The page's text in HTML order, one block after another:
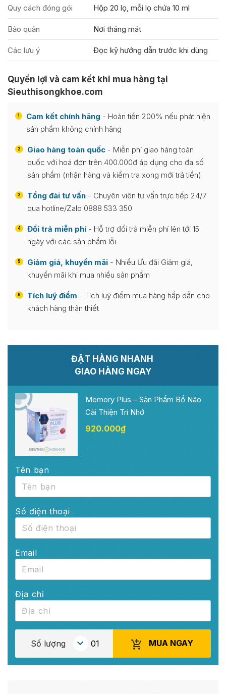
Quy cách đóng gói Hộp 20 lọ, mỗi lọ chứa 10 ml
Bảo quản Nơi tháng mát
Các lưu ý Đọc kỹ hướng dẫn trước khi dùng
Quyền lợi và cam kết khi mua hàng tại
Sieuthisongkhoe.com
1 Cam kết chính hãng - Hoàn tiền 200% nếu phát hiện
sản phẩm không chính hãng
2 Giao hàng toàn quốc - Miễn phí giao hàng toàn
quốc với hoá đơn trên 400.000đ áp dụng cho đa số
sản phẩm (nhận hàng và kiểm tra xong mới trả tiền)
3 Tổng đài tư vấn - Chuyên viên tư vấn trực tiếp 24/7
qua hotline/Zalo 0888 533 350
4 Đổi trả miễn phí - Hỗ trợ đổi trả miễn phí lên tới 15
ngày với các sản phẩm lỗi
5 Giảm giá, khuyến mãi - Nhiều Ưu đãi Giảm giá,
khuyến mãi khi mua nhiều sản phẩm
6 Tích luỹ điểm - Tích luỹ điểm mua hàng hấp dẫn cho
khách hàng thân thiết
ĐẶT HÀNG NHANH
GIAO HÀNG NGAY
Memory Plus – Sản Phẩm Bổ Não
Cải Thiện Trí Nhớ
920.000₫
Tên bạn
Số điện thoại
Email
Địa chỉ
Số lượng MUA NGAY